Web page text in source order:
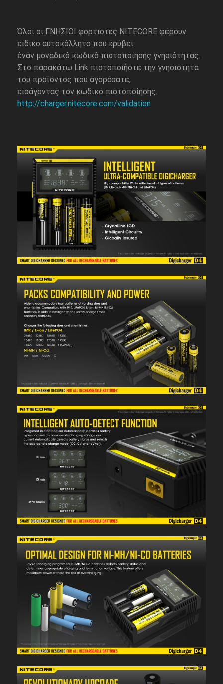
Όλοι οι ΓΝΗΣΙΟΙ φορτιστές NITECORE φέρουν
ειδικό αυτοκόλλητο που κρύβει
έναν μοναδικό κωδικό πιστοποίησης γνησιότητας.
Στο παρακάτω Link πιστοποιήστε την γνησιότητα
του προϊόντος που αγοράσατε,
εισάγοντας τον κωδικό πιστοποίησης.
http://charger.nitecore.com/validation